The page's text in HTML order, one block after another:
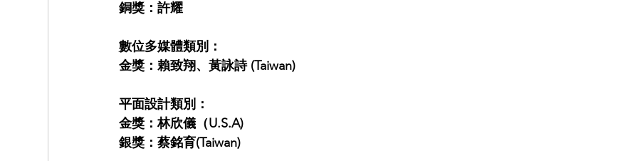
銅獎：許耀
數位多媒體類別：
金獎：賴致翔、黃詠詩 (Taiwan)
平面設計類別：
金獎：林欣儀（U.S.A)
銀獎：蔡銘育(Taiwan)